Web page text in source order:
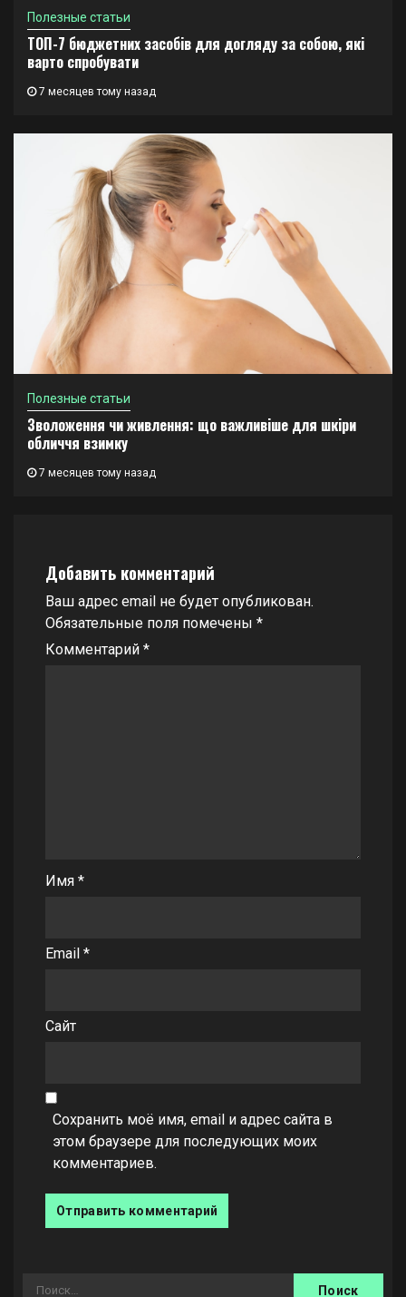
Полезные статьи
ТОП-7 бюджетних засобів для догляду за собою, які
варто спробувати
7 месяцев тому назад
Полезные статьи
Зволоження чи живлення: що важливіше для шкіри
обличчя взимку
7 месяцев тому назад
Добавить комментарий
Ваш адрес email не будет опубликован.
Обязательные поля помечены *
Комментарий *
Имя *
Email *
Сайт
Сохранить моё имя, email и адрес сайта в
этом браузере для последующих моих
комментариев.
Найти: